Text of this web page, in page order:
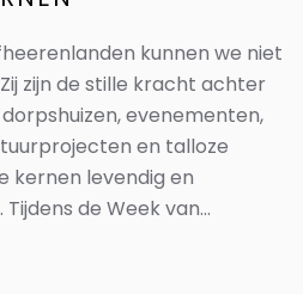
kunnen we niet
zijn de stille kracht achter
evenementen,
en talloze
kernen levendig en
de Week van...